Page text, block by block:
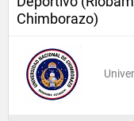
Chimborazo)